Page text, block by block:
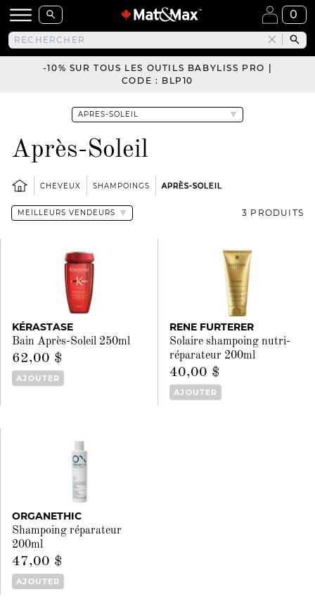
0
-10% SUR TOUS LES OUTILS BABYLISS PRO |
CODE : BLP10
Après-Soleil
CHEVEUX SHAMPOINGS APRÈS-SOLEIL
3 PRODUITS
KÉRASTASE
Bain Après-Soleil 250ml
62,00 $
AJOUTER
RENE FURTERER
Solaire shampoing nutri-
réparateur 200ml
40,00 $
AJOUTER
ORGANETHIC
Shampoing réparateur
200ml
47,00 $
AJOUTER